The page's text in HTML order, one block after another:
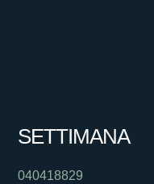
SETTIMANA
040418829